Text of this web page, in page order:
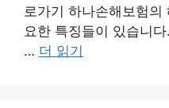
로가기 하나손해보험의
요한 특징들이 있습니
… 더 읽기